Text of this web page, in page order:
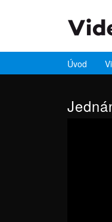
Úvod